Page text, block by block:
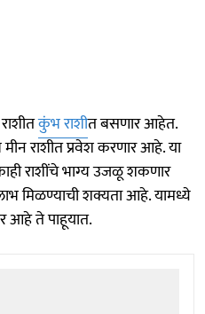
कुंभ राशीत बसणार आहेत.
राशीत प्रवेश करणार आहे. या
राशींचे भाग्य उजळू शकणार
मिळण्याची शक्यता आहे. यामध्ये
आहे ते पाहूयात.